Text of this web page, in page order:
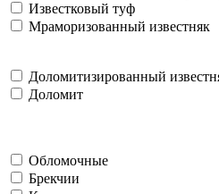
Известковый туф
Мраморизованный известняк
Доломитизированный
Доломит
Обломочные
Брекчии